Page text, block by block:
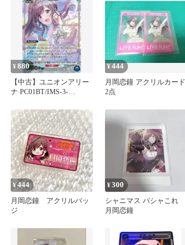
¥880
【中古】ユニオンアリー
ナ PC01BT/IMS-3-
恋鐘(アイドル金箔押しサ
イン入り)
¥444
月岡恋鐘 アクリルカード
2点
¥444
月岡恋鐘 アクリルバッ
ジ
¥300
シャニマス パシャこれ
月岡恋鐘